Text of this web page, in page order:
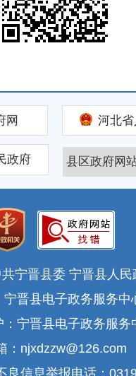
网 河北
政府
宁晋县委 宁晋县人民
宁晋县电子政务服务中
：宁晋县电子政务服务
：njxdzzw@126.com